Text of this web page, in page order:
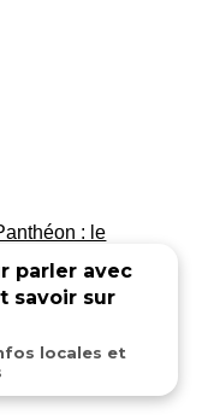
: le
parler avec
savoir sur
locales et